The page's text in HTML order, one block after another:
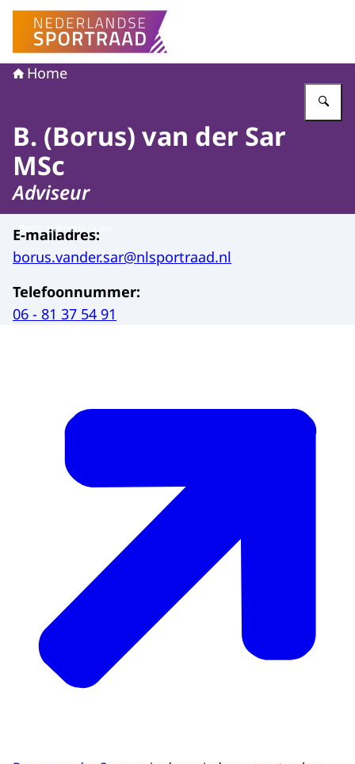
Naar de homepage van Nederlandse Sportraad
Home
B. (Borus) van der Sar
MSc
Adviseur
Beeld: Henriëtte Guest
E-mailadres:
borus.vander.sar@nlsportraad.nl
Telefoonnummer:
06 - 81 37 54 91